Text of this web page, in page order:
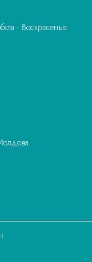
- Воскресенье